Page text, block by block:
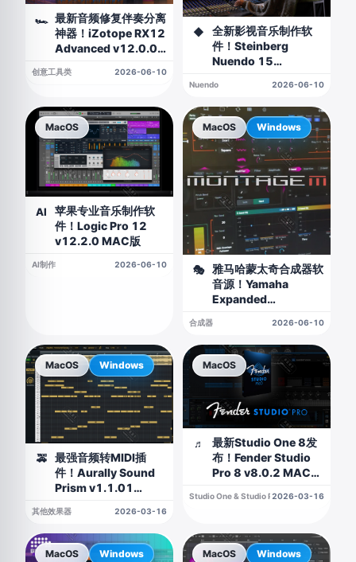
🏎 最新音频修复伴奏分离
神器！iZotope RX12
Advanced v12.0.0
创意工具类 2026-06-10
◆
全新影视音乐制作软
件！Steinberg
Nuendo 15
WIN&MAC
Nuendo 2026-06-10
AI
苹果专业音乐制作软
件！Logic Pro 12
v12.2.0 MAC版
AI制作 2026-06-10
MacOS
🎭 雅马哈蒙太奇合成器软
音源！Yamaha
Expanded
MONTAGE M v3.0.1
WIN&MAC
合成器 2026-06-10
MacOS Windows
🚕
最强音频转MIDI插
件！Aurally Sound
Prism v1.1.01
其他效果器 2026-03-16
MacOS Windows
♬
最新Studio One 8发
布！Fender Studio
Pro 8 v8.0.2 MAC版
Studio One & Studio Pro2026-03-16
MacOS
MacOS Windows MacOS Windows